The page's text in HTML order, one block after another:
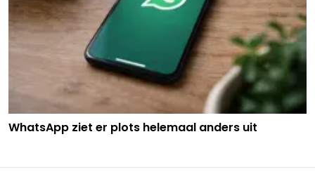
WhatsApp ziet er plots helemaal anders uit